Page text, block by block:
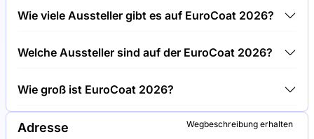
2026.
Wie viele Aussteller gibt es auf EuroCoat 2026?
2026.
Welche Aussteller sind auf der EuroCoat 2026?
Unternehmen, die auf EuroCoat 2026 ausstellen.
Wie groß ist EuroCoat 2026?
EuroCoat 2026 umfasst eine Ausstellungsfläche von
10.000 Quadratmetern.
Wegbeschreibung erhalten
Adresse